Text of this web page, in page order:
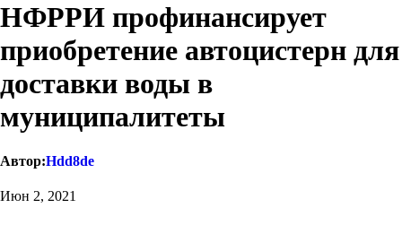
НФРРИ профинансирует
приобретение автоцистерн для
доставки воды в
муниципалитеты
Автор:Hdd8de
Июн 2, 2021